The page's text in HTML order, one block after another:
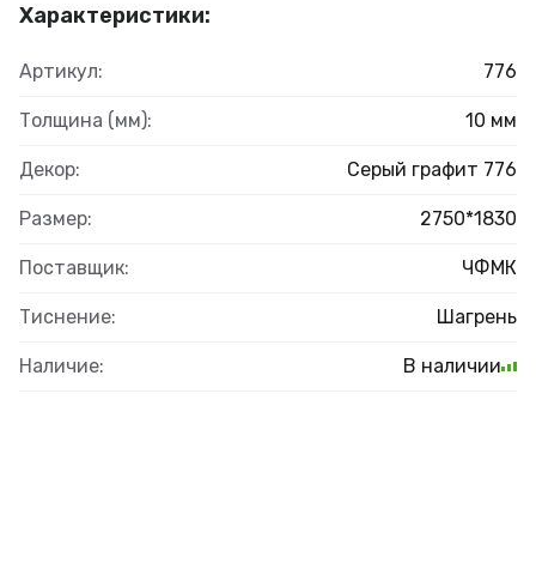
Характеристики:
Артикул: 776
Толщина (мм): 10 мм
Декор: Серый графит 776
Размер: 2750*1830
Поставщик: ЧФМК
Тиснение: Шагрень
Наличие: В наличии